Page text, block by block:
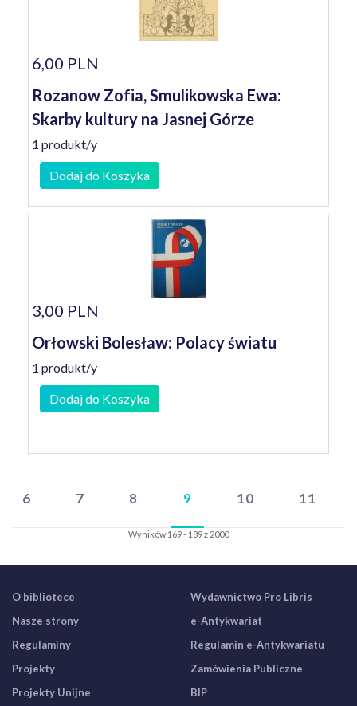
6,00 PLN
Rozanow Zofia, Smulikowska Ewa:
Skarby kultury na Jasnej Górze
1 produkt/y
Dodaj do Koszyka
3,00 PLN
Orłowski Bolesław: Polacy światu
1 produkt/y
Dodaj do Koszyka
6 7 8 9 10 11
Wyników 169 - 189 z 2000
O bibliotece
Nasze strony
Regulaminy
Projekty
Projekty Unijne
Wydawnictwo Pro Libris
e-Antykwariat
Regulamin e-Antykwariatu
Zamówienia Publiczne
BIP